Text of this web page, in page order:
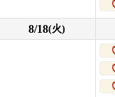
8/18(火)